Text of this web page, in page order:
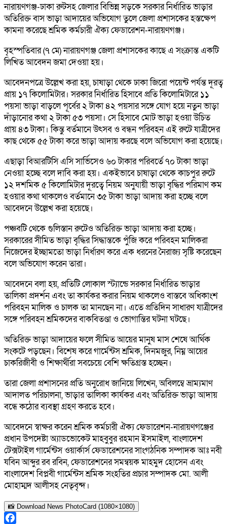
নারায়ণগঞ্জ-ঢাকা রুটসহ জেলার বিভিন্ন সড়কে সরকার নির্ধারিত ভাড়ার
অতিরিক্ত বাস ভাড়া আদায়ের অভিযোগ তুলে জেলা প্রশাসকের হস্তক্ষেপ
কামনা করেছে শ্রমিক কর্মচারী ঐক্য ফেডারেশন-নারায়ণগঞ্জ।
বৃহস্পতিবার (৭ মে) নারায়ণগঞ্জ জেলা প্রশাসকের কাছে এ সংক্রান্ত একটি
লিখিত আবেদন জমা দেওয়া হয়।
আবেদনপত্রে উল্লেখ করা হয়, চাষাড়া থেকে ঢাকা জিরো পয়েন্ট পর্যন্ত দূরত্ব
প্রায় ১৭ কিলোমিটার। সরকার নির্ধারিত হিসাবে প্রতি কিলোমিটারে ১১
পয়সা ভাড়া বাড়লে পূর্বের ২ টাকা ৪২ পয়সার সঙ্গে যোগ হয়ে নতুন ভাড়া
দাঁড়ানোর কথা ২ টাকা ৫৩ পয়সা। সে হিসাবে মোট ভাড়া হওয়া উচিত
প্রায় ৪৩ টাকা। কিন্তু বর্তমানে উৎসব ও বন্ধন পরিবহন এই রুটে যাত্রীদের
কাছ থেকে ৫৫ টাকা করে ভাড়া আদায় করছে বলে অভিযোগ করা হয়েছে।
এছাড়া বিআরটিসি এসি সার্ভিসেও ৬০ টাকার পরিবর্তে ৭০ টাকা ভাড়া
নেওয়া হচ্ছে বলে দাবি করা হয়। একইভাবে চাষাড়া থেকে কাচপুর রুটে
১২ দশমিক ৫ কিলোমিটার দূরত্বে নিয়ম অনুযায়ী ভাড়া বৃদ্ধির পরিমাণ কম
হওয়ার কথা থাকলেও বর্তমানে ৩৫ টাকা ভাড়া আদায় করা হচ্ছে বলে
আবেদনে উল্লেখ করা হয়েছে।
পঞ্চবটি থেকে গুলিস্তান রুটেও অতিরিক্ত ভাড়া আদায় করা হচ্ছে।
সরকারের সীমিত ভাড়া বৃদ্ধির সিদ্ধান্তকে পুঁজি করে পরিবহন মালিকরা
নিজেদের ইচ্ছামতো ভাড়া নির্ধারণ করে এক ধরনের নৈরাজ্য সৃষ্টি করেছেন
বলে অভিযোগ করেন তারা।
আবেদনে বলা হয়, প্রতিটি লোকাল স্ট্যান্ডে সরকার নির্ধারিত ভাড়ার
তালিকা প্রদর্শন এবং তা কার্যকর করার নিয়ম থাকলেও বাস্তবে অধিকাংশ
পরিবহন মালিক ও চালক তা মানছেন না। এতে প্রতিদিন সাধারণ যাত্রীদের
সঙ্গে পরিবহন শ্রমিকদের বাকবিতণ্ডা ও ভোগান্তির ঘটনা ঘটছে।
অতিরিক্ত ভাড়া আদায়ের ফলে সীমিত আয়ের মানুষ মাস শেষে আর্থিক
সংকটে পড়ছেন। বিশেষ করে গার্মেন্টস শ্রমিক, দিনমজুর, নিম্ন আয়ের
চাকরিজীবী ও শিক্ষার্থীরা সবচেয়ে বেশি ক্ষতিগ্রস্ত হচ্ছেন।
তারা জেলা প্রশাসনের প্রতি অনুরোধ জানিয়ে লিখেন, অবিলম্বে ভ্রাম্যমাণ
আদালত পরিচালনা, ভাড়ার তালিকা কার্যকর এবং অতিরিক্ত ভাড়া আদায়
বন্ধে কঠোর ব্যবস্থা গ্রহণ করতে হবে।
আবেদনে স্বাক্ষর করেন শ্রমিক কর্মচারী ঐক্য ফেডারেশন-নারায়ণগঞ্জের
প্রধান উপদেষ্টা অ্যাডভোকেট মাহবুবুর রহমান ইসমাইল, বাংলাদেশ
টেক্সটাইল গার্মেন্টস ওয়ার্কার্স ফেডারেশনের সাংগঠনিক সম্পাদক আঃ নবী
যবিন আব্দুর রব রবিন, ফেডারেশনের সমন্বয়ক মাহমুদ হোসেন এবং
বাংলাদেশ বিপ্লবী গার্মেন্টস শ্রমিক সংহতির প্রচার সম্পাদক মো. আলী
মোহাম্মদ আলীসহ নেতৃবৃন্দ।
📸 Download News PhotoCard (1080×1080)